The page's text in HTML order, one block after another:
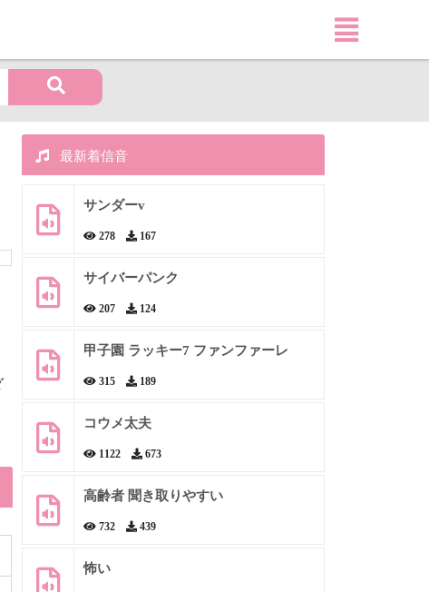
最新着信音
サンダーv
278 167
サイバーパンク
207 124
甲子園 ラッキー7 ファンファーレ
315 189
コウメ太夫
1122 673
高齢者 聞き取りやすい
732 439
怖い